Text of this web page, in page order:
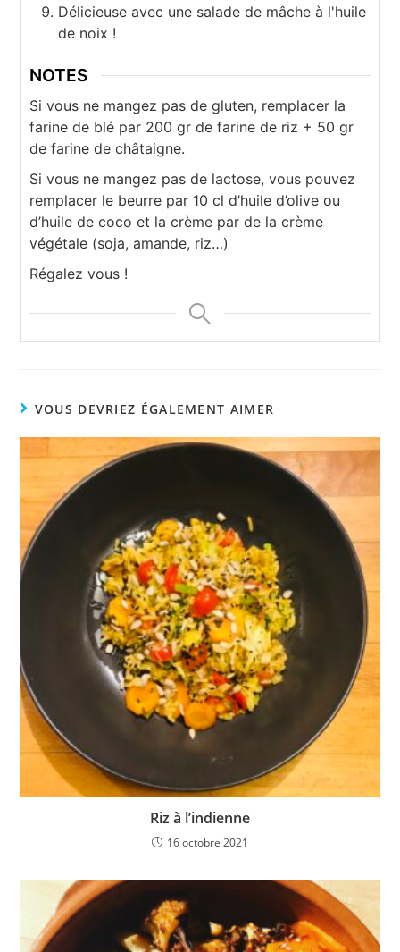
Délicieuse avec une salade de mâche à l'huile
de noix !
NOTES
Si vous ne mangez pas de gluten, remplacer la
farine de blé par 200 gr de farine de riz + 50 gr
de farine de châtaigne.
Si vous ne mangez pas de lactose, vous pouvez
remplacer le beurre par 10 cl d’huile d’olive ou
d’huile de coco et la crème par de la crème
végétale (soja, amande, riz…)
Régalez vous !
VOUS DEVRIEZ ÉGALEMENT AIMER
Riz à l’indienne
16 octobre 2021